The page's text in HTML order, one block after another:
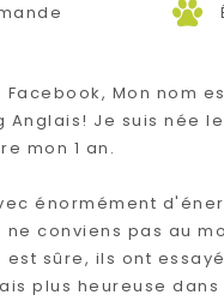
Mon nom
Je suis née
mon 1 an.
énormément
conviens pas au
est sûre, ils ont
plus heureuse